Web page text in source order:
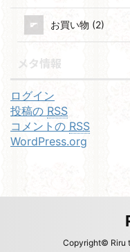
お買い物 (2)
メタ情報
ログイン
投稿の RSS
コメントの RSS
WordPress.org
Copyright© Riru